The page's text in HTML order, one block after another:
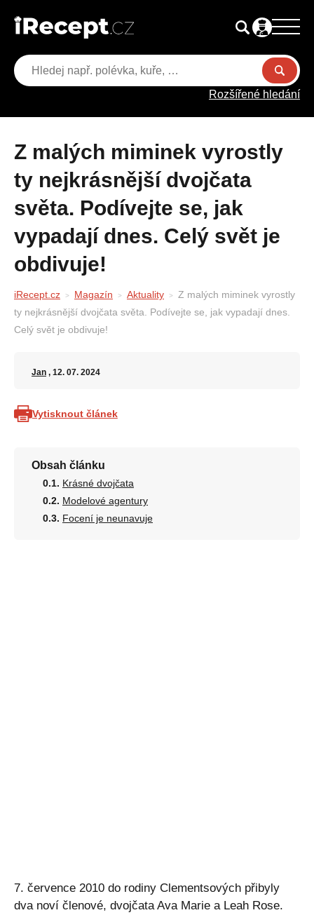
Rozšířené hledání
Z malých miminek vyrostly
ty nejkrásnější dvojčata
světa. Podívejte se, jak
vypadají dnes. Celý svět je
obdivuje!
iRecept.cz Magazín Aktuality
Z malých miminek vyrostly
ty nejkrásnější dvojčata světa. Podívejte se, jak vypadají dnes.
Celý svět je obdivuje!
Jan , 12. 07. 2024
Vytisknout článek
Obsah článku
Krásné dvojčata
Modelové agentury
Focení je neunavuje
7. července 2010 do rodiny Clementsových přibyly
dva noví členové, dvojčata Ava Marie a Leah Rose.